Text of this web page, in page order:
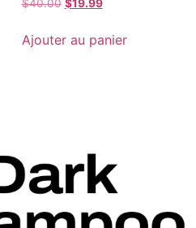
$40.00 $19.99
Ajouter au panier